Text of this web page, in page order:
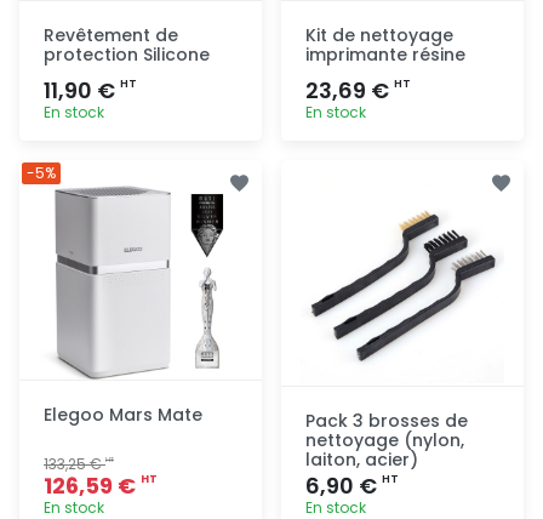
Revêtement de
protection Silicone
11,90 € HT
En stock
rapide
Kit de nettoyage
imprimante résine
23,69 € HT
En stock
Elegoo Mars Mate
133,25 €HT
126,59 € HT
En stock
-5%
Pack 3 brosses de
nettoyage (nylon,
laiton, acier)
6,90 € HT
En stock